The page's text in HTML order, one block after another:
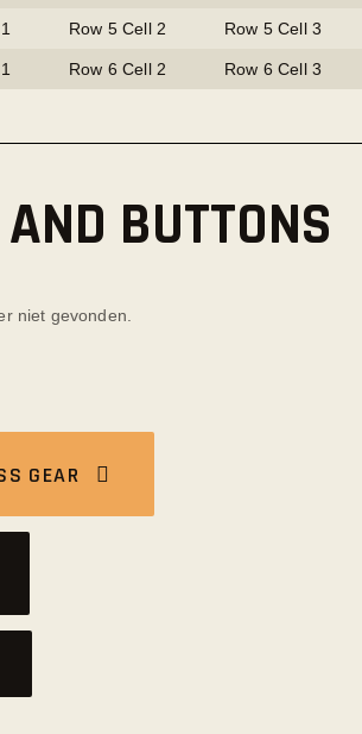
Row 5 Cell 2 Row 5 Cell 3
Row 6 Cell 2 Row 6 Cell 3
BUTTONS
niet gevonden.
GEAR